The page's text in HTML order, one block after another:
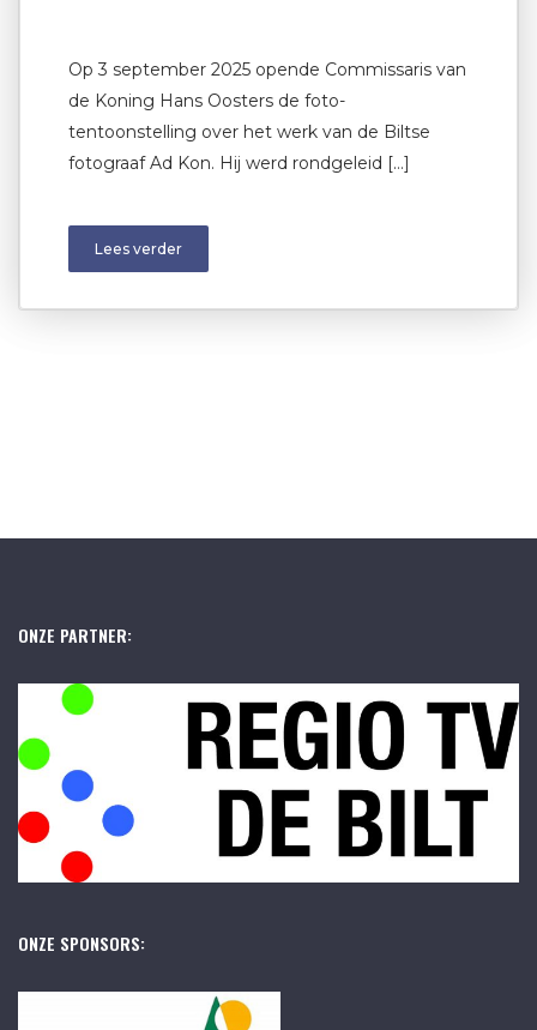
Op 3 september 2025 opende Commissaris van
de Koning Hans Oosters de foto-
tentoonstelling over het werk van de Biltse
fotograaf Ad Kon. Hij werd rondgeleid […]
Lees verder
ONZE PARTNER:
ONZE SPONSORS: